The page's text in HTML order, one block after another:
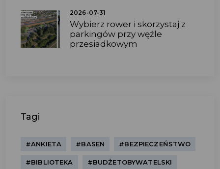
2026-07-31
Wybierz rower i skorzystaj z
parkingów przy węźle
przesiadkowym
Tagi
#ANKIETA #BASEN #BEZPIECZEŃSTWO
#BIBLIOTEKA #BUDŻETOBYWATELSKI